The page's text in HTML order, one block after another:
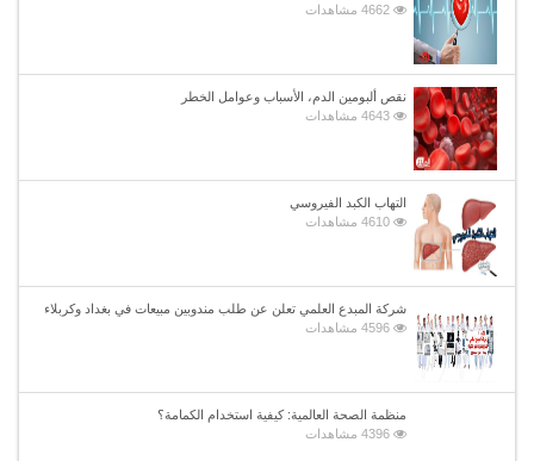
4662 مشاهدات
نقص ألبومين الدم، الأسباب وعوامل الخطر
4643 مشاهدات
التهاب الكبد الفيروسي
4610 مشاهدات
شركة المبدع العلمي تعلن عن طلب مندوبين مبيعات في بغداد وكربلاء
4596 مشاهدات
منظمة الصحة العالمية: كيفية استخدام الكمامة؟
4396 مشاهدات